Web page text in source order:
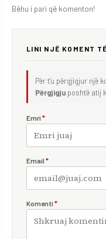
Bëhu i pari që komenton!
LINI NJË KOMENT
Për t'u përgjigjur një
Përgjigju poshtë atij
Emri *
Email *
Komenti *